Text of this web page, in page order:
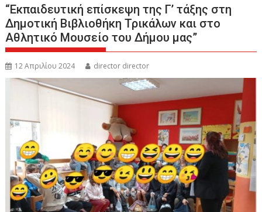
“Εκπαιδευτική επίσκεψη της Γ’ τάξης στη
Δημοτική Βιβλιοθήκη Τρικάλων και στο
Αθλητικό Μουσείο του Δήμου μας”
12 Απριλίου 2024 director director